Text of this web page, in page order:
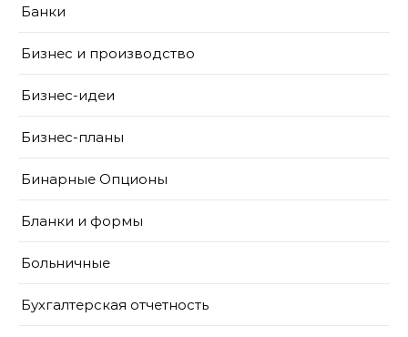
Банки
Бизнес и производство
Бизнес-идеи
Бизнес-планы
Бинарные Опционы
Бланки и формы
Больничные
Бухгалтерская отчетность